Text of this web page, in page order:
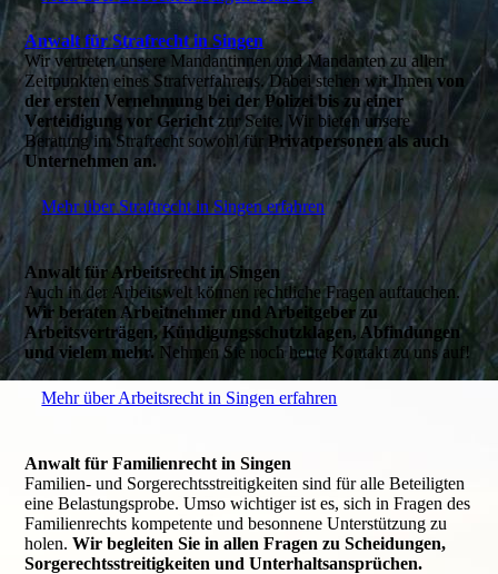
Anwalt für Strafrecht in Singen
Wir vertreten unsere Mandantinnen und Mandanten zu allen
Zeitpunkten eines Strafverfahrens. Dabei stehen wir Ihnenvon
der ersten Vernehmung bei der Polizei bis zu einer
Verteidigung vor Gerichtzur Seite. Wir bieten unsere
Beratung im Strafrecht sowohl fürPrivatpersonen als auch
Unternehmen an.
Mehr über Straftrecht in Singen erfahren
Anwalt für Arbeitsrecht in Singen
Auch in der Arbeitswelt können rechtliche Fragen auftauchen.
Wir beraten Arbeitnehmer und Arbeitgeber zu
Arbeitsverträgen, Kündigungsschutzklagen, Abfindungen
und vielem mehr. Nehmen Sie noch heute Kontakt zu uns auf!
Mehr über Arbeitsrecht in Singen erfahren
Anwalt für Familienrecht in Singen
Familien- und Sorgerechtsstreitigkeiten sind für alle Beteiligten
eine Belastungsprobe. Umso wichtiger ist es, sich in Fragen des
Familienrechts kompetente und besonnene Unterstützung zu
holen.Wir begleiten Sie in allen Fragen zu Scheidungen,
Sorgerechtsstreitigkeiten und Unterhaltsansprüchen.